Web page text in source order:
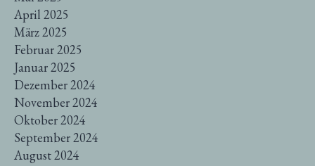
April 2025
März 2025
Februar 2025
Januar 2025
Dezember 2024
November 2024
Oktober 2024
September 2024
August 2024